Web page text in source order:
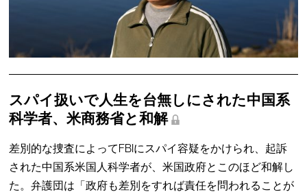
スパイ扱いで人生を台無しにされた中国系
科学者、米商務省と和解
差別的な捜査によってFBIにスパイ容疑をかけられ、起訴
された中国系米国人科学者が、米国政府とこのほど和解し
た。弁護団は「政府も差別をすれば責任を問われることが